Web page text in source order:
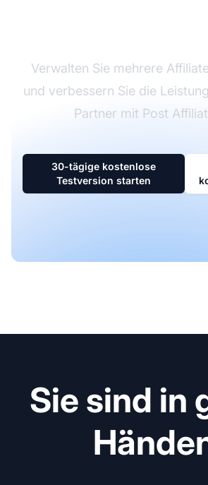
Verwalten Sie mehrere
und verbessern Sie die
Partner mit Post
30-tägige kostenlose
Testversion starten
Sie sind in